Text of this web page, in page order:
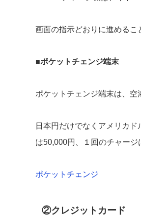
画面の指示どおりに進めるこ
■ポケットチェンジ端末
ポケットチェンジ端末は、空
日本円だけでなくアメリカ
は50,000円、１回のチャージ
ポケットチェンジ
②クレジットカード